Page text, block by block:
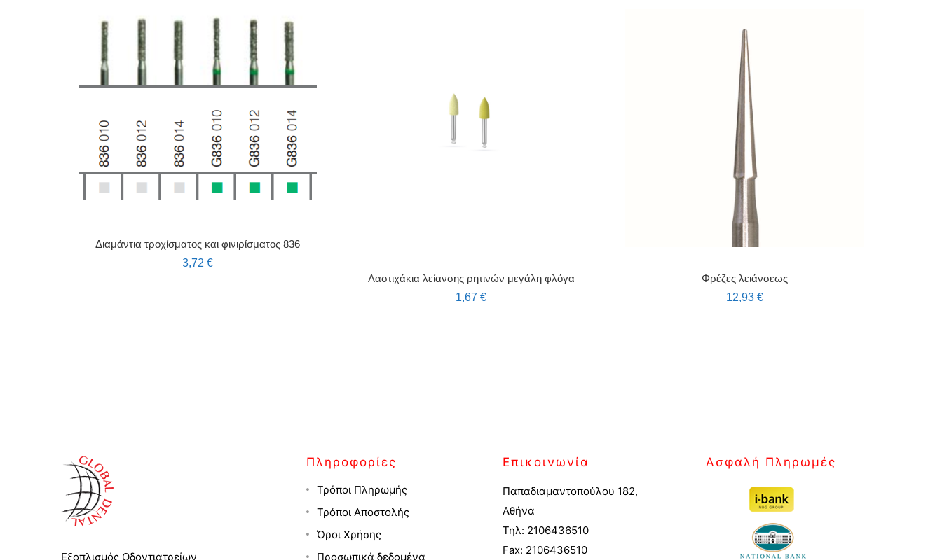
Διαμάντια τροχίσματος και φινιρίσματος 836
3,72 €
Λαστιχάκια λείανσης ρητινών μεγάλη φλόγα
1,67 €
Φρέζες λειάνσεως
12,93 €
Εξοπλισμός Οδοντιατρείων
Πληροφορίες
Τρόποι Πληρωμής
Τρόποι Αποστολής
Όροι Χρήσης
Προσωπικά δεδομένα
Επικοινωνία
Παπαδιαμαντοπούλου 182,
Αθήνα
Τηλ: 2106436510
Fax: 2106436510
Ασφαλή Πληρωμές